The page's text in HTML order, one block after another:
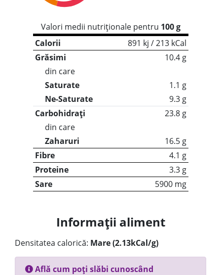
Valori medii nutriționale pentru 100 g
Calorii
891 kj / 213 kCal
Grăsimi
10.4 g
din care
Saturate
1.1 g
Ne-Saturate
9.3 g
Carbohidrați
23.8 g
din care
Zaharuri
16.5 g
Fibre
4.1 g
Proteine
3.3 g
Sare
5900 mg
Informații aliment
Densitatea calorică: Mare (2.13kCal/g)
Află cum poți slăbi cunoscând